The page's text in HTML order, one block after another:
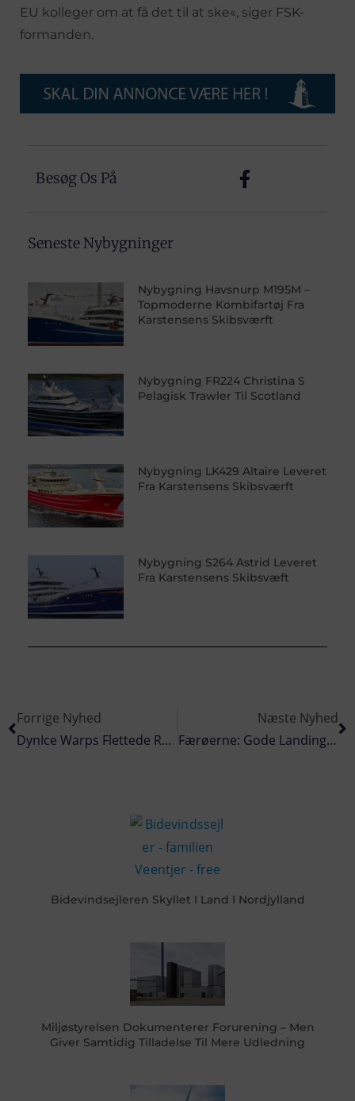
EU kolleger om at få det til at ske«, siger FSK-
formanden.
Besøg Os På
Seneste Nybygninger
Nybygning Havsnurp M195M –
Topmoderne Kombifartøj Fra
Karstensens Skibsværft
Nybygning FR224 Christina S
Pelagisk Trawler Til Scotland
Nybygning LK429 Altaire Leveret
Fra Karstensens Skibsværft
Nybygning S264 Astrid Leveret
Fra Karstensens Skibsvæft
Forrige Nyhed
DynIce Warps Flettede Reb Holder Fem Gange Længere End Stålwire
Næste Nyhed
Færøerne: Gode Landinger På Streymoy, Trods Maskinproblemer For En Enkelt
Bidevindsejleren Skyllet I Land I Nordjylland
Miljøstyrelsen Dokumenterer Forurening – Men
Giver Samtidig Tilladelse Til Mere Udledning